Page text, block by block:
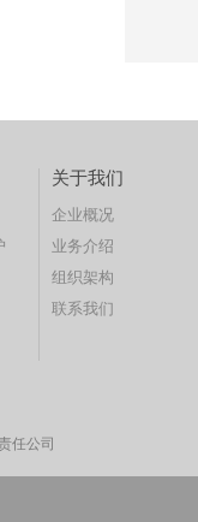
关于我们
企业概况
业务介绍
组织架构
联系我们
任公司